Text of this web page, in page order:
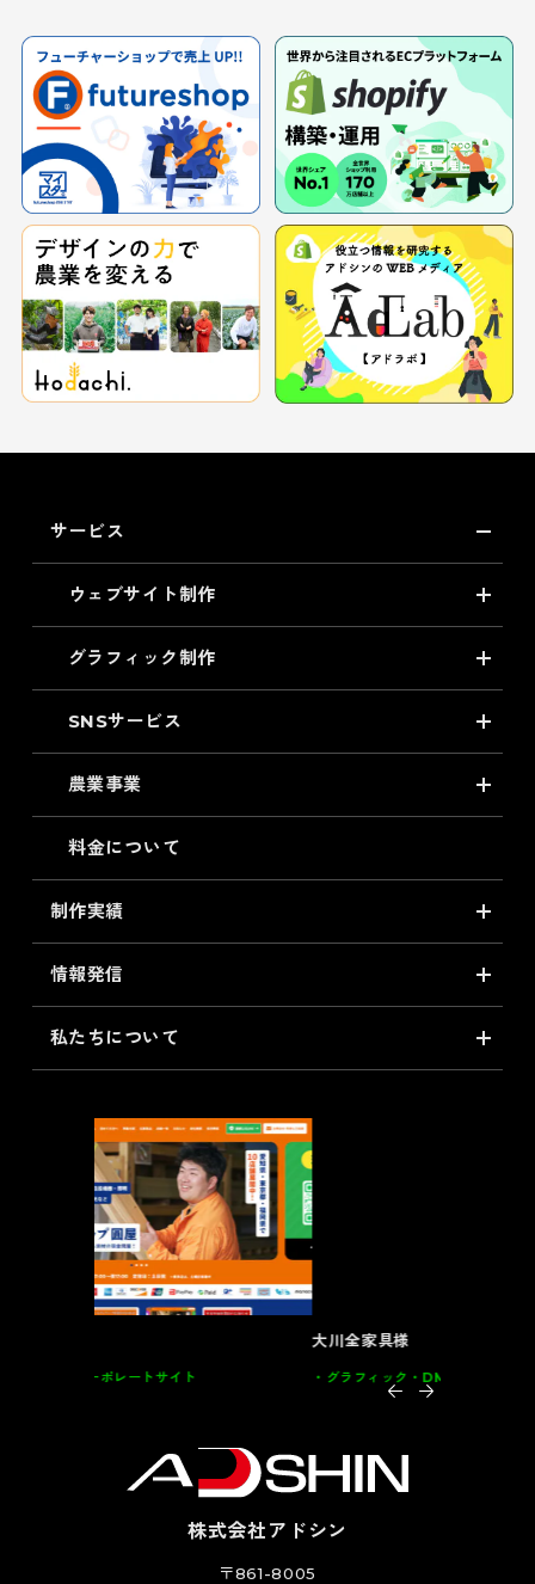
サービス
ウェブサイト制作
グラフィック制作
SNSサービス
農業事業
料金について
制作実績
情報発信
私たちについて
グラフィック DM･カード類･POP 家具
株式会社アドシン
〒861-8005